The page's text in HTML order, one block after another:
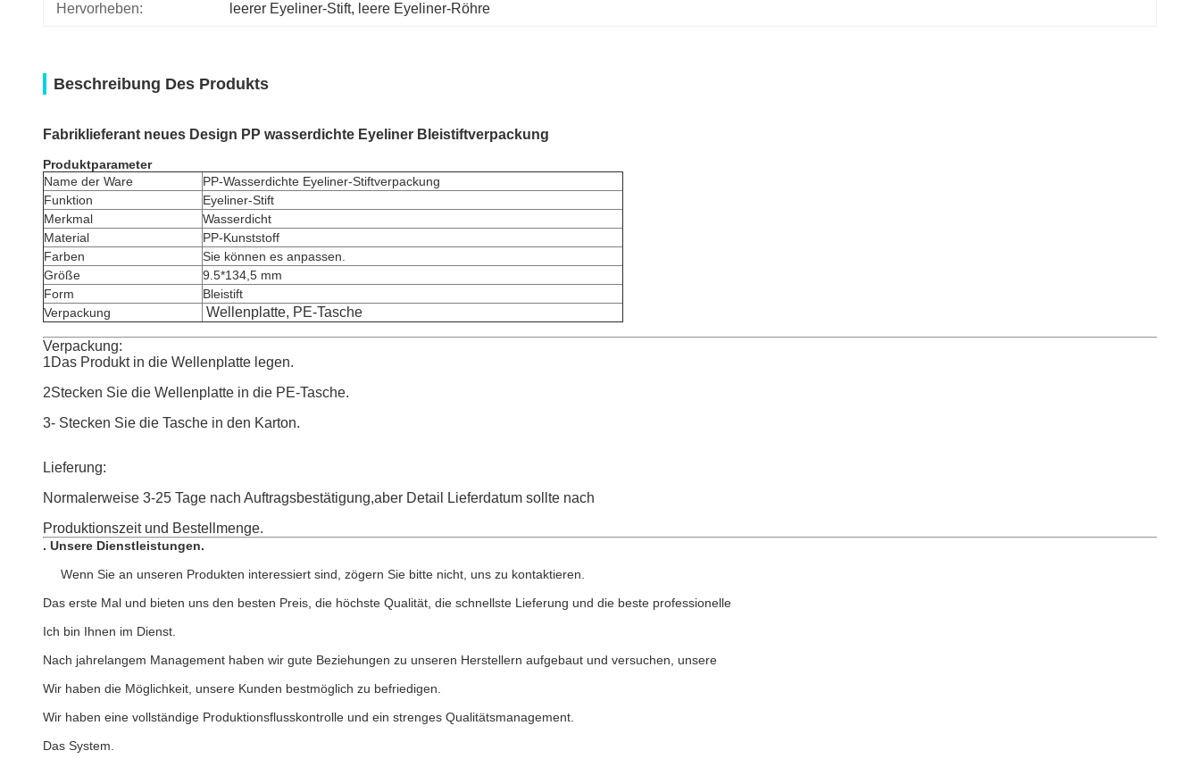
Hervorheben: leerer Eyeliner-Stift, leere Eyeliner-Röhre
Beschreibung Des Produkts
Fabriklieferant neues Design PP wasserdichte Eyeliner Bleistiftverpackung
Produktparameter
Name der Ware
PP-Wasserdichte Eyeliner-Stiftverpackung
Funktion
Eyeliner-Stift
Merkmal
Wasserdicht
Material
PP-Kunststoff
Farben
Sie können es anpassen.
Größe
9.5*134,5 mm
Form
Bleistift
Verpackung
Wellenplatte, PE-Tasche
Verpackung:
1Das Produkt in die Wellenplatte legen.
2Stecken Sie die Wellenplatte in die PE-Tasche.
3- Stecken Sie die Tasche in den Karton.
Lieferung:
Normalerweise 3-25 Tage nach Auftragsbestätigung,aber Detail Lieferdatum sollte nach
Produktionszeit und Bestellmenge.
. Unsere Dienstleistungen.
Wenn Sie an unseren Produkten interessiert sind, zögern Sie bitte nicht, uns zu kontaktieren.
Das erste Mal und bieten uns den besten Preis, die höchste Qualität, die schnellste Lieferung und die beste professionelle
Ich bin Ihnen im Dienst.
Nach jahrelangem Management haben wir gute Beziehungen zu unseren Herstellern aufgebaut und versuchen, unsere
Wir haben die Möglichkeit, unsere Kunden bestmöglich zu befriedigen.
Wir haben eine vollständige Produktionsflusskontrolle und ein strenges Qualitätsmanagement.
Das System.